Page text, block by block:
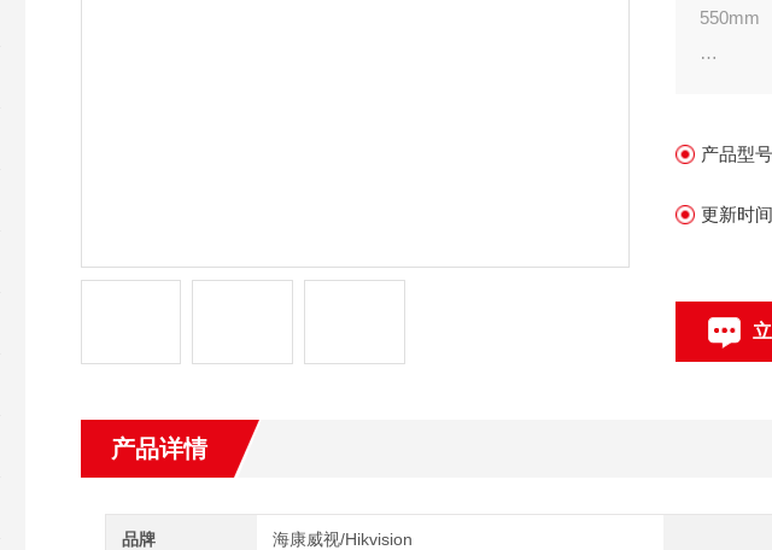
550mm
间内电
产品型号
更新时间
产品详情
品牌 海康威视/Hikvision